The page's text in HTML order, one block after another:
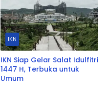
IKN
IKN Siap Gelar Salat Idulfitri
1447 H, Terbuka untuk
Umum